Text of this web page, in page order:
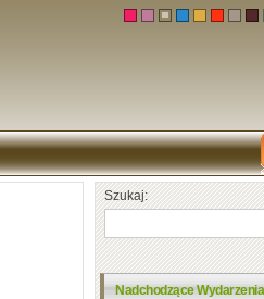
Szukaj:
Nadchodzące Wydarzenia